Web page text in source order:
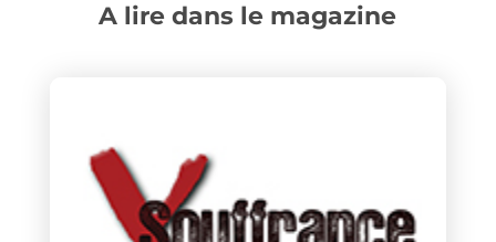
A lire dans le magazine